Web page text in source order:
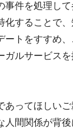
事件を処理し
化することで
ートをすすめ
ガルサービスを
あってほしい
人間関係が背